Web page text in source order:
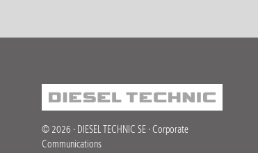
© 2026 · DIESEL TECHNIC SE · Corporate
Communications